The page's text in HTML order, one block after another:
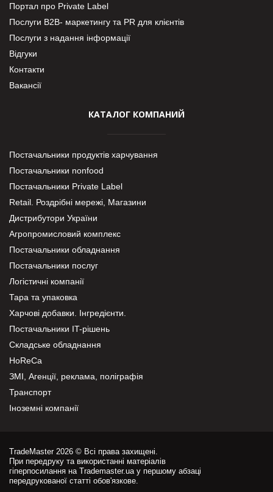
Портал про Private Label
Послуги В2В- маркетингу та PR для клієнтів
Послуги з надання інформації
Відгуки
Контакти
Вакансії
КАТАЛОГ КОМПАНИЙ
Постачальники продуктів харчування
Постачальники nonfood
Постачальники Private Label
Retail. Роздрібні мережі, Магазини
Дистрибутори України
Агропромисловий комплекс
Постачальники обладнання
Постачальники послуг
Логістичні компанії
Тара та упаковка
Харчові добавки. Інгредієнти.
Постачальники IT-рішень
Складське обладнання
HoReCa
ЗМІ, Агенції, реклама, поліграфія
Транспорт
Іноземні компанії
TradeMaster 2026 © Всі права захищені.
При передруку та використанні матеріалів
гіперпосилання на Trademaster.ua у першому абзаці
передрукованої статті обов'язкове.